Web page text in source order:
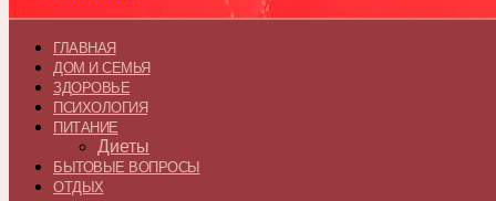
ГЛАВНАЯ
ДОМ И СЕМЬЯ
ЗДОРОВЬЕ
ПСИХОЛОГИЯ
ПИТАНИЕ
Диеты
БЫТОВЫЕ ВОПРОСЫ
ОТДЫХ